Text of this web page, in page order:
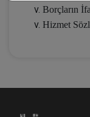
Borçların
Hizmet